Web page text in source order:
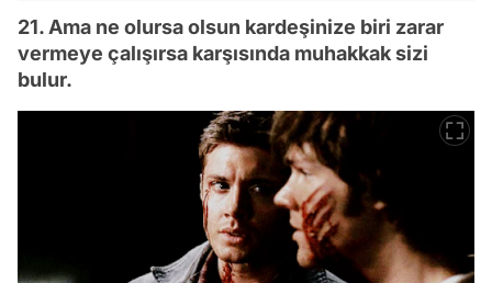
21. Ama ne olursa olsun kardeşinize biri zarar
vermeye çalışırsa karşısında muhakkak sizi
bulur.